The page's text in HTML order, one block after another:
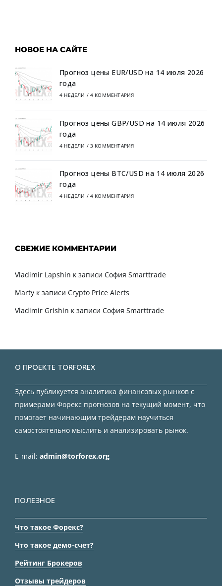
НОВОЕ НА САЙТЕ
Прогноз цены EUR/USD на 14 июля 2026
года
4 НЕДЕЛИ / 4 КОММЕНТАРИЯ
Прогноз цены GBP/USD на 14 июля 2026
года
4 НЕДЕЛИ / 3 КОММЕНТАРИЯ
Прогноз цены BTC/USD на 14 июля 2026
года
4 НЕДЕЛИ / 4 КОММЕНТАРИЯ
СВЕЖИЕ КОММЕНТАРИИ
Vladimir Lapshin к записи София Smarttrade
Marty к записи Crypto Price Alerts
Vladimir Grishin к записи София Smarttrade
О ПРОЕКТЕ TORFOREX
Здесь публикуется аналитика финансовых рынков с
примерами Форекс прогнозов на текущий момент, что
помогает начинающим трейдерам научиться
самостоятельно мыслить и анализировать рынок.
E-mail: admin@torforex.org
ПОЛЕЗНОЕ
Что такое Форекс?
Что такое демо-счет?
Рейтинг Брокеров
Отзывы трейдеров